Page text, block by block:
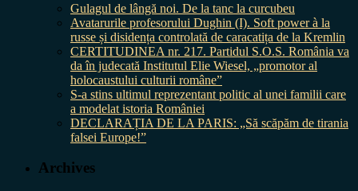
Gulagul de lângă noi. De la tanc la curcubeu
Avatarurile profesorului Dughin (I). Soft power à la
russe și disidența controlată de caracatița de la Kremlin
CERTITUDINEA nr. 217. Partidul S.O.S. România va
da în judecată Institutul Elie Wiesel, „promotor al
holocaustului culturii române”
S-a stins ultimul reprezentant politic al unei familii care
a modelat istoria României
DECLARAȚIA DE LA PARIS: „Să scăpăm de tirania
falsei Europe!”
Archives